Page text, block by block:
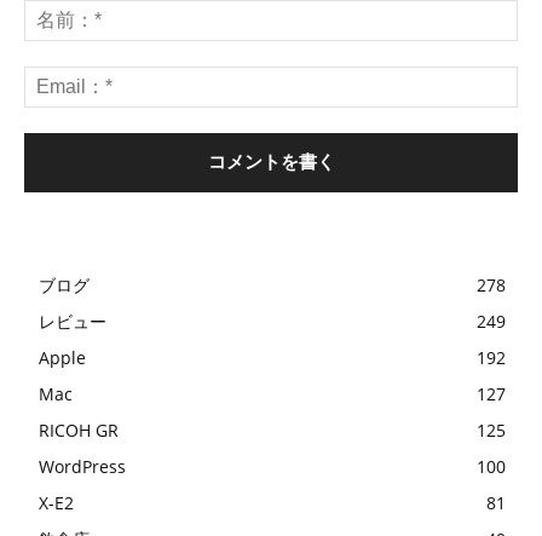
ブログ
278
レビュー
249
Apple
192
Mac
127
RICOH GR
125
WordPress
100
X-E2
81